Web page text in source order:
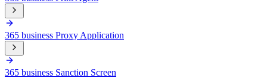
365 business Proxy Application
365 business Sanction Screen